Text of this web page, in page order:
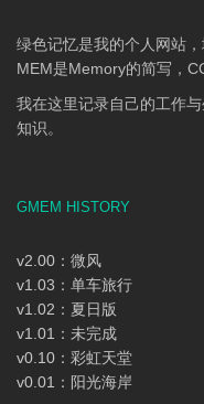
绿色记忆是我的个人网站
MEM是Memory的简写，
我在这里记录自己的工作
知识。
GMEM HISTORY
v2.00：微风
v1.03：单车旅行
v1.02：夏日版
v1.01：未完成
v0.10：彩虹天堂
v0.01：阳光海岸